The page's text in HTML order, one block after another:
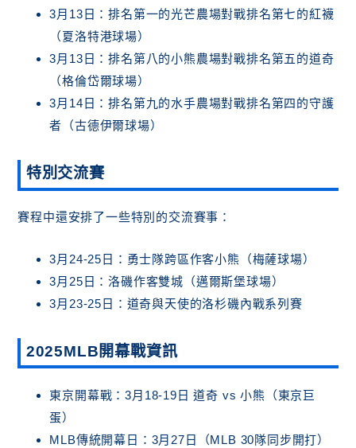
3月13日：排名第一的光芒農場對戰排名第七的紅襪
（夏洛特港球場）
3月13日：排名第八的小熊農場對戰排名第五的道奇
（格倫岱爾球場）
3月14日：排名第九的水手農場對戰排名第四的守護
者（古德伊爾球場）
特別交流賽
賽程中還安排了一些特別的交流賽事：
3月24-25日：勇士隊跨區作客小熊（梅薩球場）
3月25日：洛磯作客雙城（邁爾斯堡球場）
3月23-25日：道奇與天使的洛杉磯內戰系列賽
2025MLB開幕戰資訊
東京開幕戰：3月18-19日 道奇 vs 小熊（東京巨
蛋）
MLB傳統開幕日：3月27日（MLB 30隊同步開打）